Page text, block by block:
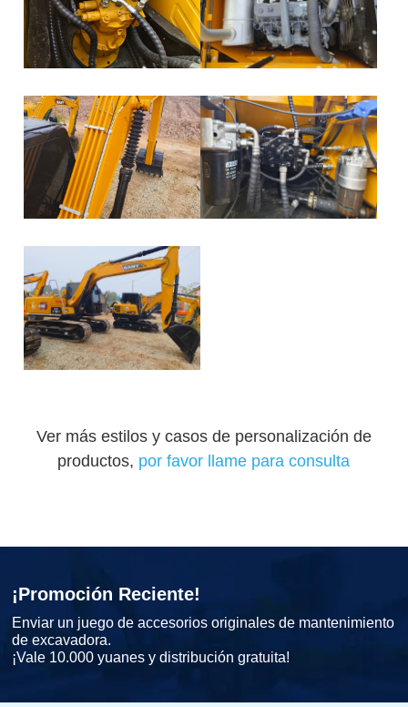
Ver más estilos y casos de personalización de
productos, por favor llame para consulta
¡Promoción Reciente!
Enviar un juego de accesorios originales de mantenimiento
de excavadora.
¡Vale 10.000 yuanes y distribución gratuita!